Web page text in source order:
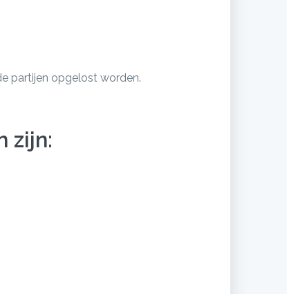
partijen opgelost worden.
zijn: